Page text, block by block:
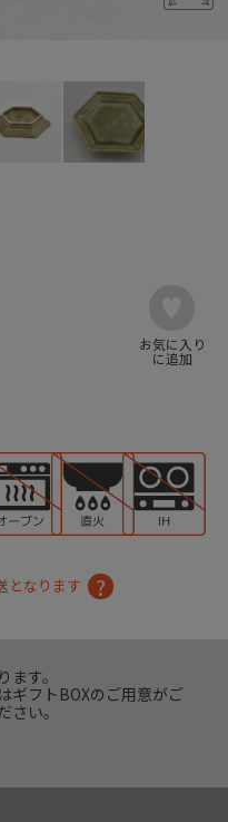
となります
す。
ギフトBOXのご用意がご
い。